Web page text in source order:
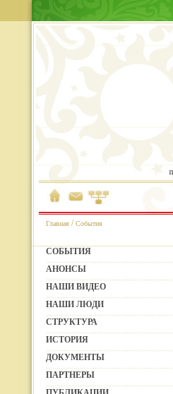
Главная /События
СОБЫТИЯ
АНОНСЫ
НАШИ ВИДЕО
НАШИ ЛЮДИ
СТРУКТУРА
ИСТОРИЯ
ДОКУМЕНТЫ
ПАРТНЕРЫ